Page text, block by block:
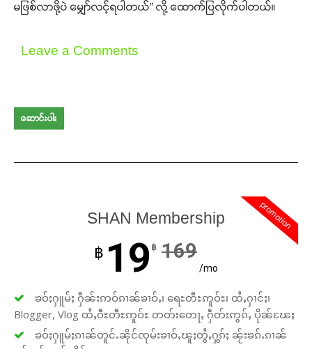
မဖြစ်လာဖို့ပဲ မျှော်လင့်ရပါတယ်” လို့ ထောက်ပြလိုက်ပါတယ်။
Leave a Comments
ဆောင်းပါး
promotion
SHAN Membership
฿ 19 ฿ 169
/mo
ၶဝ်ႈႁူမ်ႈ ႁဵၼ်းဢဝ်ၵၢၼ်ၶၢဝ်ႇ၊ ရေႊတီႊဢူဝ်ႊ၊ ထႆႇႁၢင်ႈ၊
Blogger, Vlog ထႆႇဝီႊတီႊဢူဝ်ႊ တတ်းတေႃႇ ႁဵတ်းဢွၵ်ႇ ပိုၼ်ၽႄႈ
ၶဝ်ႈႁူမ်ႈၵၢၼ်တူင်ႉၼိုင်ၸုမ်းၶၢဝ်ႇၽူႈတွႆႇႁွၵ်ႈ ၼႂ်းၶၵ်ႉၵၢၼ်